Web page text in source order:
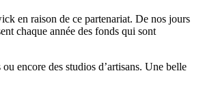
en raison de ce partenariat. De nos jours
chaque année des fonds qui sont
encore des studios d’artisans. Une belle